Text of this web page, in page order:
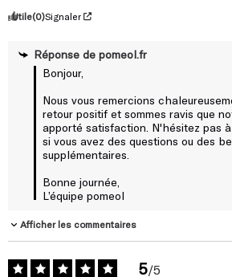
Utile(0)Signaler
Réponse de pomeol.fr
Bonjour,
Nous vous remercions
retour positif et sommes ravis que
apporté satisfaction. N'hésitez pas
si vous avez des questions ou des
supplémentaires.
Bonne journée,
L’équipe pomeol
Afficher les commentaires
5/5